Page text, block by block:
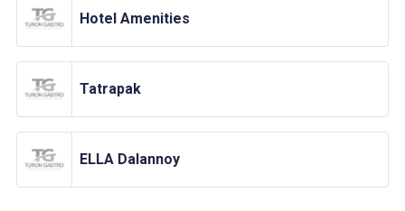
Hotel Amenities
Tatrapak
ELLA Dalannoy